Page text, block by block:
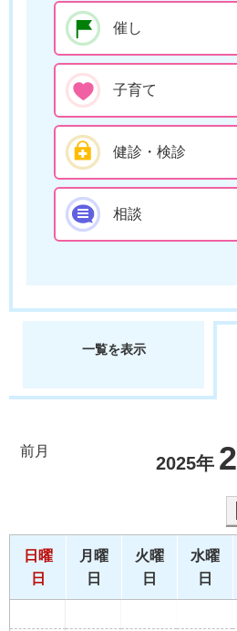
催し
子育て
健診・検診
相談
一覧を表示
前月
2025年 2
日曜
日
月曜
日
火曜
日
水曜
日